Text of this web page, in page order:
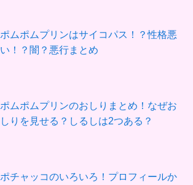
ポムポムプリンはサイコパス！？性格悪
い！？闇？悪行まとめ
ポムポムプリンのおしりまとめ！なぜお
しりを見せる？しるしは2つある？
ポチャッコのいろいろ！プロフィールか